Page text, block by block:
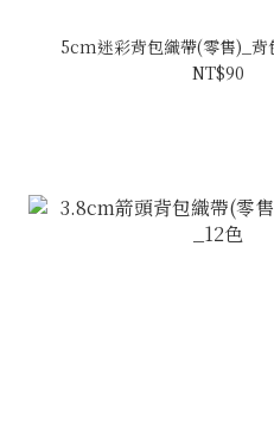
5cm迷彩背包織帶(零售)_背
NT$90